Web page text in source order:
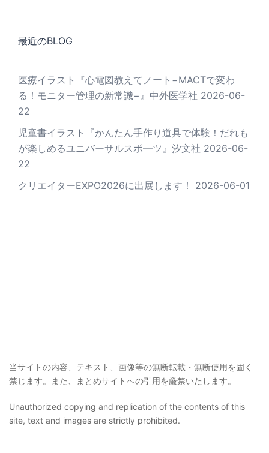
最近のBLOG
医療イラスト『心電図教えてノート−MACTで変わ
る！モニター管理の新常識−』中外医学社 2026-06-
22
児童書イラスト『かんたん手作り道具で体験！だれも
が楽しめるユニバーサルスポ―ツ』汐文社 2026-06-
22
クリエイターEXPO2026に出展します！
2026-06-01
当サイトの内容、テキスト、画像等の無断転載・無断使用を固く
禁じます。また、まとめサイトへの引用を厳禁いたします。
Unauthorized copying and replication of the contents of this
site, text and images are strictly prohibited.